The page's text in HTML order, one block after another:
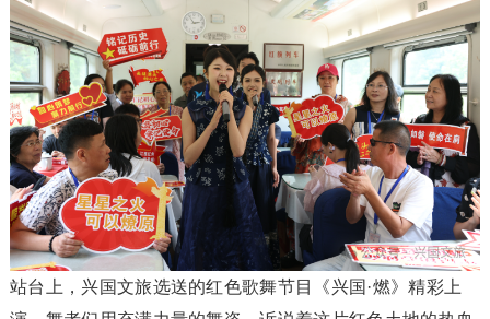
站台上，兴国文旅选送的红色歌舞节目《兴国·燃》精彩上